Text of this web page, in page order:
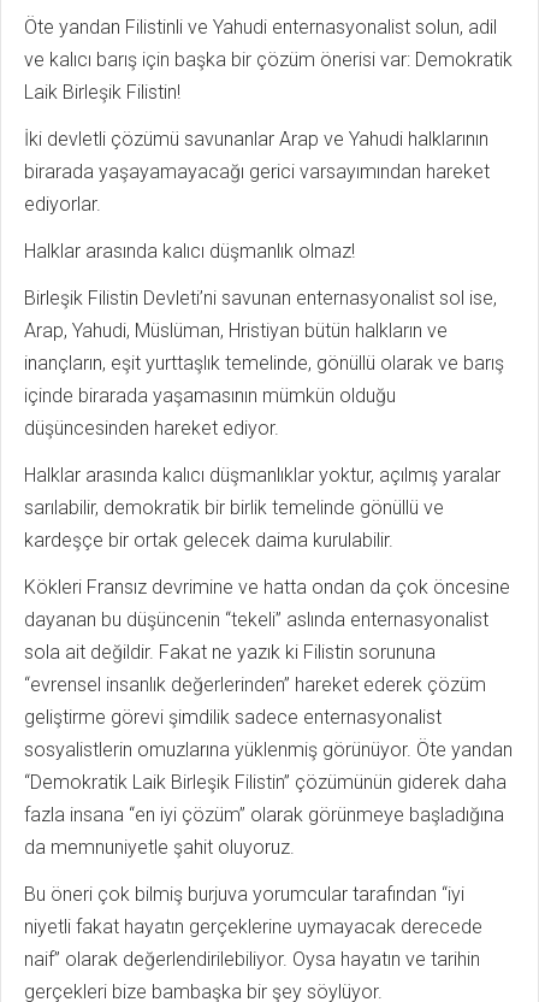
Öte yandan Filistinli ve Yahudi enternasyonalist solun, adil
ve kalıcı barış için başka bir çözüm önerisi var: Demokratik
Laik Birleşik Filistin!
İki devletli çözümü savunanlar Arap ve Yahudi halklarının
birarada yaşayamayacağı gerici varsayımından hareket
ediyorlar.
Halklar arasında kalıcı düşmanlık olmaz!
Birleşik Filistin Devleti’ni savunan enternasyonalist sol ise,
Arap, Yahudi, Müslüman, Hristiyan bütün halkların ve
inançların, eşit yurttaşlık temelinde, gönüllü olarak ve barış
içinde birarada yaşamasının mümkün olduğu
düşüncesinden hareket ediyor.
Halklar arasında kalıcı düşmanlıklar yoktur, açılmış yaralar
sarılabilir, demokratik bir birlik temelinde gönüllü ve
kardeşçe bir ortak gelecek daima kurulabilir.
Kökleri Fransız devrimine ve hatta ondan da çok öncesine
dayanan bu düşüncenin “tekeli” aslında enternasyonalist
sola ait değildir. Fakat ne yazık ki Filistin sorununa
“evrensel insanlık değerlerinden” hareket ederek çözüm
geliştirme görevi şimdilik sadece enternasyonalist
sosyalistlerin omuzlarına yüklenmiş görünüyor. Öte yandan
“Demokratik Laik Birleşik Filistin” çözümünün giderek daha
fazla insana “en iyi çözüm” olarak görünmeye başladığına
da memnuniyetle şahit oluyoruz.
Bu öneri çok bilmiş burjuva yorumcular tarafından “iyi
niyetli fakat hayatın gerçeklerine uymayacak derecede
naif” olarak değerlendirilebiliyor. Oysa hayatın ve tarihin
gerçekleri bize bambaşka bir şey söylüyor.